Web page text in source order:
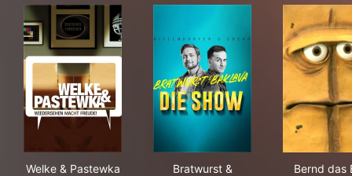
Welke & Pastewka
Bratwurst &
Bernd das